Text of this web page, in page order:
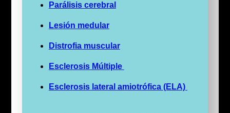
Parálisis cerebral
Lesión medular
Distrofia muscular
Esclerosis Múltiple
Esclerosis lateral amiotrófica (ELA)